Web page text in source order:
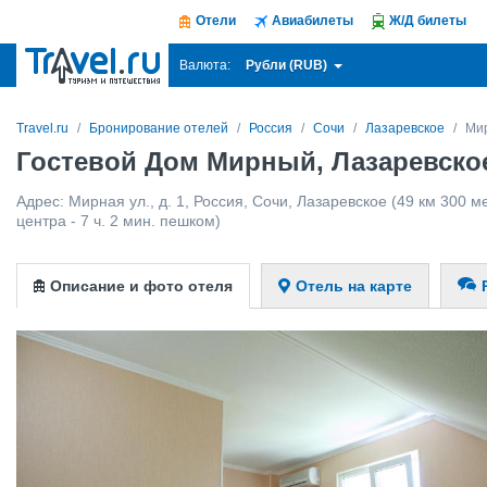
Отели Авиабилеты Ж/Д билеты
Валюта: Рубли (RUB)
Travel.ru Бронирование отелей Россия Сочи Лазаревское
Гостевой Дом Мирный,
Адрес: Мирная ул., д. 1 Россия Сочи Лазаревское (49 км 300
центра - 7 ч. 2 мин. пешком)
Описание и фото отеля Отель на карте